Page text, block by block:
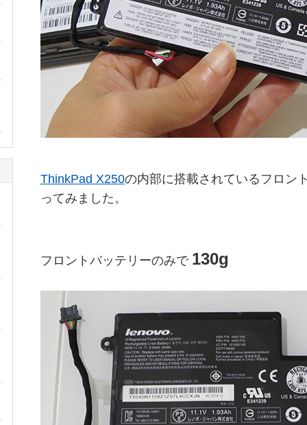
ThinkPad X250の内部に搭載されているフロン
ってみました。
フロントバッテリーのみで 130g